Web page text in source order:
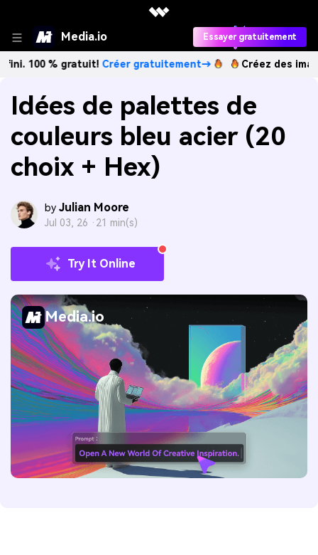
Media.io Essayer gratuitement
gratuit!Créer gratuitement→ Créez des images IA à
Idées de palettes de
couleurs bleu acier (20
choix + Hex)
by Julian Moore
Jul 03, 26 · 21 min(s)
Try It Online
Media.io